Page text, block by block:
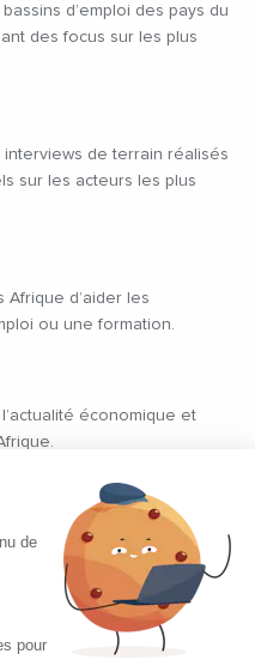
d’emploi des pays du
des focus sur les plus
de terrain réalisés
sur les acteurs les plus
Afrique d’aider les
ou une formation.
économique et